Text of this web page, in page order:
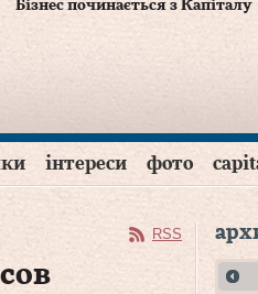
Бізнес починається з Капіталу
інтереси фото
RSS